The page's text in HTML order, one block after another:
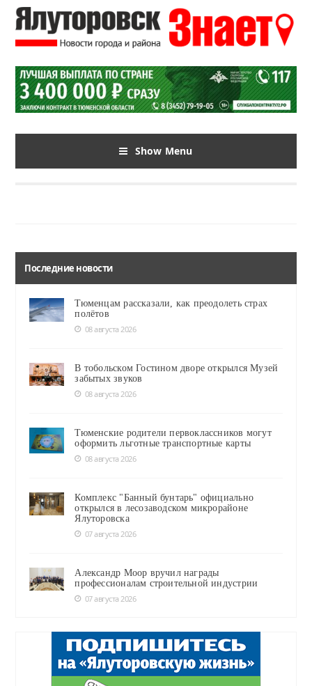
Show Menu
Последние новости
Тюменцам рассказали, как преодолеть страх
полётов
08 августа 2026
В тобольском Гостином дворе открылся Музей
забытых звуков
08 августа 2026
Тюменские родители первоклассников могут
оформить льготные транспортные карты
08 августа 2026
Комплекс "Банный бунтарь" официально
открылся в лесозаводском микрорайоне
Ялуторовска
07 августа 2026
Александр Моор вручил награды
профессионалам строительной индустрии
07 августа 2026